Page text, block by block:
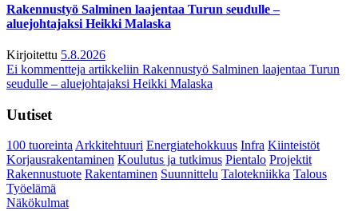
Rakennustyö Salminen laajentaa Turun seudulle –
aluejohtajaksi Heikki Malaska
Kirjoitettu 5.8.2026
Ei kommentteja artikkeliin Rakennustyö Salminen laajentaa Turun
seudulle – aluejohtajaksi Heikki Malaska
Uutiset
100 tuoreintaArkkitehtuuri Energiatehokkuus Infra Kiinteistöt
Korjausrakentaminen Koulutus ja tutkimus Pientalo Projektit
Rakennustuote Rakentaminen Suunnittelu Talotekniikka Talous
Työelämä
Näkökulmat